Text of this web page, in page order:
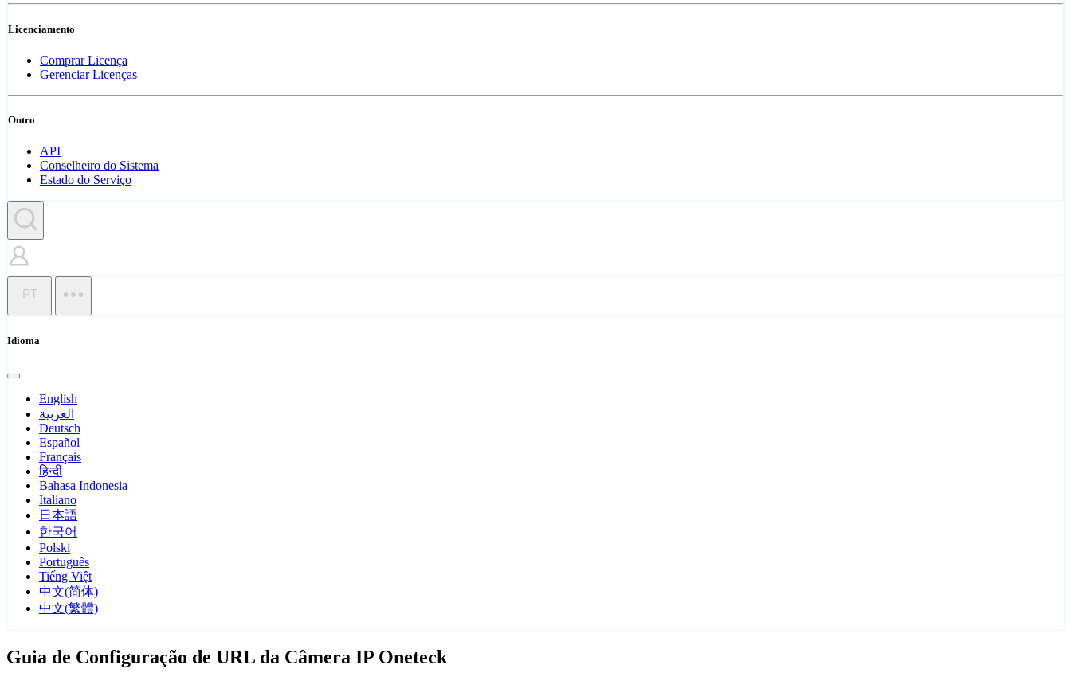
Licenciamento
Comprar Licença
Gerenciar Licenças
Outro
API
Conselheiro do Sistema
Estado do Serviço
PT
Idioma
English
العربية
Deutsch
Español
Français
हिन्दी
Bahasa Indonesia
Italiano
日本語
한국어
Polski
Português
Tiếng Việt
中文(简体)
中文(繁體)
Guia de Configuração de URL da Câmera IP Oneteck